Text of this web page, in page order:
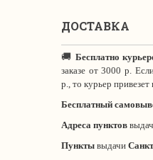
ДОСТАВКА
🚚 Бесплатно
заказе от 3000 р.
р., то курьер
Бесплатный
Адреса пунктов
Пункты выдачи